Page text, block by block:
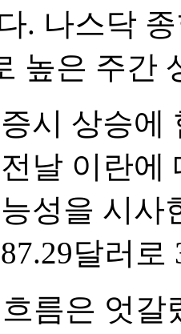
. 나스닥
높은 주간
시 상승에
날 이란에
성을 시사
달러로
름은 엇갈